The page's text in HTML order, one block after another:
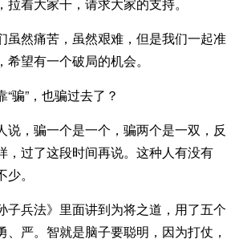
虽然痛苦，虽然艰难，但是我们一起准
望有一个破局的机会。
骗”，也骗过去了？
说，骗一个是一个，骗两个是一双，反
，过了这段时间再说。这种人有没有
。
子兵法》里面讲到为将之道，用了五个
、严。智就是脑子要聪明，因为打仗，